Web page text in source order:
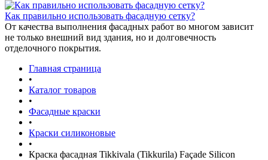
Как правильно использовать фасадную сетку?
От качества выполнения фасадных работ во многом зависит
не только внешний вид здания, но и долговечность
отделочного покрытия.
Главная страница
•
Каталог товаров
•
Фасадные краски
•
Краски силиконовые
•
Краска фасадная Tikkivala (Tikkurila) Façade Silicon